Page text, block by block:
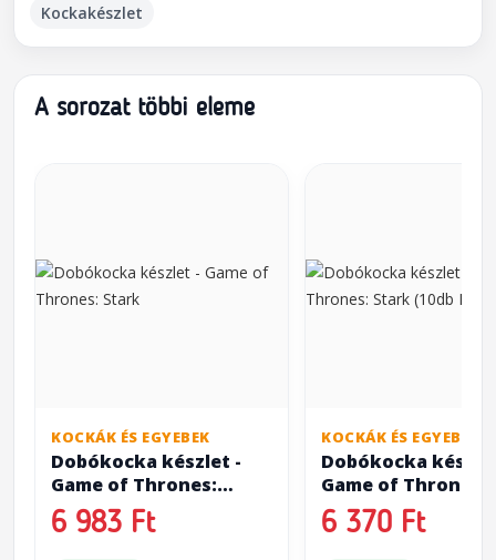
Kockakészlet
A sorozat többi eleme
KOCKÁK ÉS EGYEBEK
Dobókocka készlet -
Game of Thrones:
Stark
6 983 Ft
KOCKÁK ÉS EGYEBEK
Dobókocka
Game of Thrones:
Stark (10db D6)
6 370 Ft